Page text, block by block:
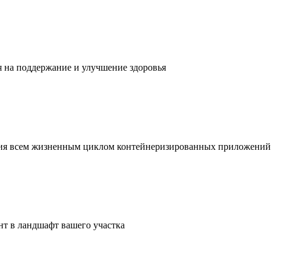
на поддержание и улучшение здоровья
всем жизненным циклом контейнеризированных приложений
в ландшафт вашего участка